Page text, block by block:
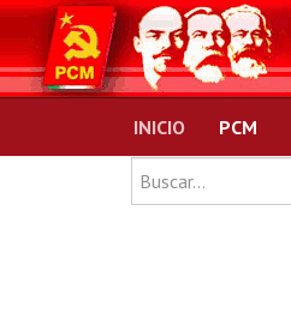
INICIO PCM
Buscar